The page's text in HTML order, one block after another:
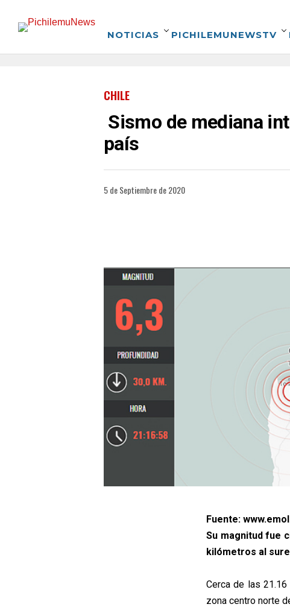
NOTICIAS PICHILEMUNEWSTV
CHILE
Sismo de mediana
país
5 de Septiembre de 2020
Fuente:
Su magnitud fue
kilómetros al
Cerca de las
zona centro norte